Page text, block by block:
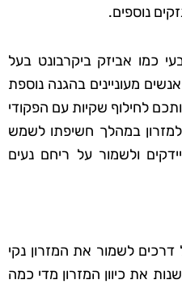
נוספים.
כמו אביזק ביקרבונט בעל
מעוניינים בהגנה נוספת
לחילוף שקיות עם הפקודי
במהלך חשיפתו לשמש
ולשמור על ריחם נעים
לשמור את המזרון נקי
את כיוון המזרון מדי כמה